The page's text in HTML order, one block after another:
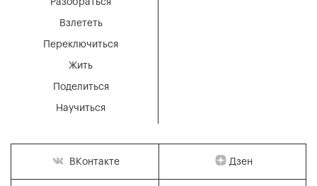
Разобраться
Взлететь
Переключиться
Жить
Поделиться
Научиться
ВКонтакте Дзен